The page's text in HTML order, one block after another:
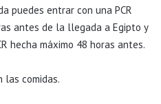
puedes entrar con una PCR
antes de la llegada a Egipto y
hecha máximo 48 horas antes.
las comidas.